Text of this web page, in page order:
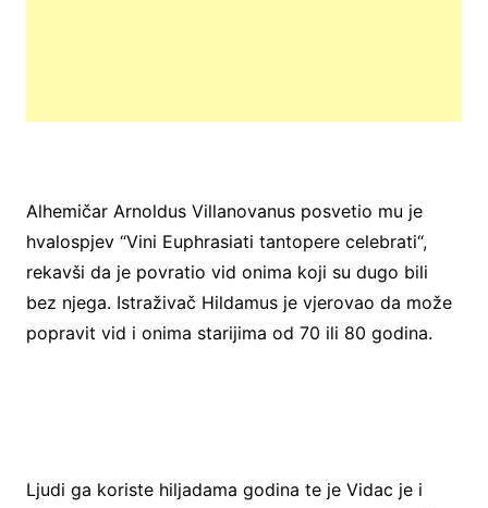
Alhemičar Arnoldus Villanovanus posvetio mu je
hvalospjev “Vini Euphrasiati tantopere celebrati“,
rekavši da je povratio vid onima koji su dugo bili
bez njega. Istraživač Hildamus je vjerovao da može
popravit vid i onima starijima od 70 ili 80 godina.
Ljudi ga koriste hiljadama godina te je Vidac je i